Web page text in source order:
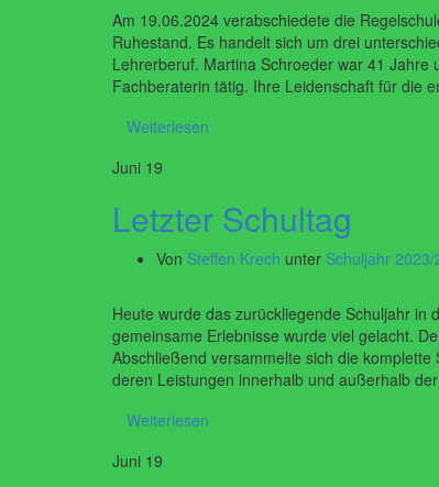
Am 19.06.2024 verabschiedete die
Ruhestand. Es handelt sich um drei
Lehrerberuf. Martina Schroeder war 41
Fachberaterin tätig. Ihre Leidenschaft für die
Weiterlesen
Juni 19
Letzter Schultag
Von Steffen Krech unter Schuljahr
Heute wurde das zurückliegende Schuljahr in
gemeinsame Erlebnisse wurde viel gelacht.
Abschließend versammelte sich die
deren Leistungen innerhalb und außerhalb
Weiterlesen
Juni 19